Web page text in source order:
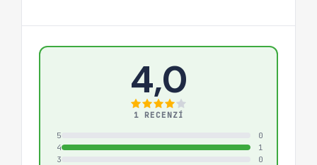
4,0
1 RECENZÍ
5
0
4
1
3
0